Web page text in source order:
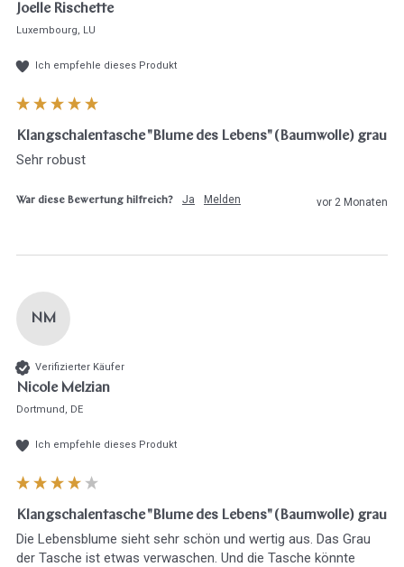
Joelle Rischette
Luxembourg, LU
Ich empfehle dieses Produkt
Klangschalentasche "Blume des Lebens" (Baumwolle) grau
Sehr robust
War diese Bewertung hilfreich? Ja Melden vor 2 Monaten
NM
Verifizierter Käufer
Nicole Melzian
Dortmund, DE
Ich empfehle dieses Produkt
Klangschalentasche "Blume des Lebens" (Baumwolle) grau
Die Lebensblume sieht sehr schön und wertig aus. Das Grau
der Tasche ist etwas verwaschen. Und die Tasche könnte